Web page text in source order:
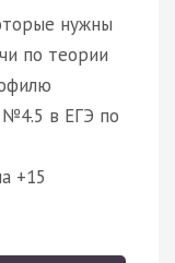
нужны
по теории
№4.5 в ЕГЭ по
+15